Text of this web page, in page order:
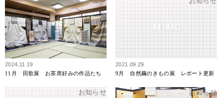
2024.11.19
11月 田歌展 お茶席好みの作品たち
2021.09.29
9月 自然繭のきもの展 レポート更新
お知らせ お知らせ